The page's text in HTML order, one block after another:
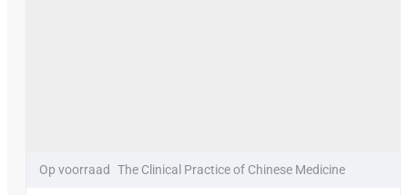
Op voorraad The Clinical Practice of Chinese Medicine